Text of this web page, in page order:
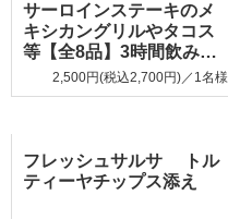
サーロインステーキのメ
キシカングリルやタコス
等【全8品】3時間飲み…
2,500円(税込2,700円)／1名様
フレッシュサルサ トル
ティーヤチップス添え